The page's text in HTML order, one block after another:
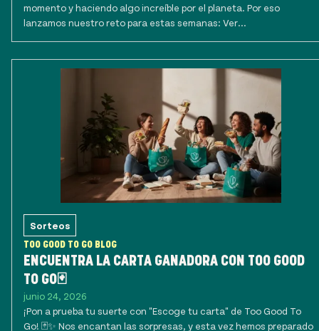
momento y haciendo algo increíble por el planeta. Por eso
lanzamos nuestro reto para estas semanas: Ver...
Sorteos
TOO GOOD TO GO BLOG
ENCUENTRA LA CARTA GANADORA CON TOO GOOD
TO GO🃏
junio 24, 2026
¡Pon a prueba tu suerte con "Escoge tu carta" de Too Good To
Go! 🃏✨ Nos encantan las sorpresas, y esta vez hemos preparado